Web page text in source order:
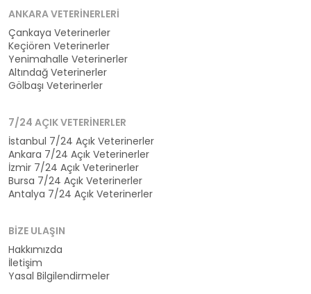
ANKARA VETERINERLERI
Çankaya Veterinerler
Keçiören Veterinerler
Yenimahalle Veterinerler
Altındağ Veterinerler
Gölbaşı Veterinerler
7/24 AÇIK VETERINERLER
İstanbul 7/24 Açık Veterinerler
Ankara 7/24 Açık Veterinerler
İzmir 7/24 Açık Veterinerler
Bursa 7/24 Açık Veterinerler
Antalya 7/24 Açık Veterinerler
BIZE ULAŞIN
Hakkımızda
İletişim
Yasal Bilgilendirmeler